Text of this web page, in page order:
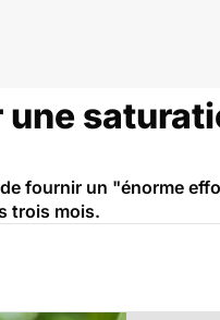
fournir un "énorme
trois mois.